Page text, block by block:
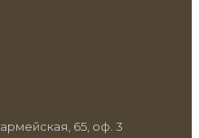
65, оф. 3